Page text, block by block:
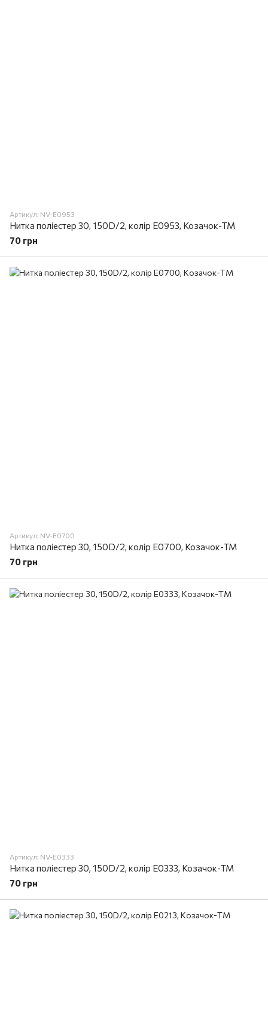
Артикул: NV-E0953
Нитка поліестер 30, 150D/2, колір E0953, Козачок-ТМ
70 грн
Артикул: NV-E0700
Нитка поліестер 30, 150D/2, колір E0700, Козачок-ТМ
70 грн
Артикул: NV-E0333
Нитка поліестер 30, 150D/2, колір E0333, Козачок-ТМ
70 грн